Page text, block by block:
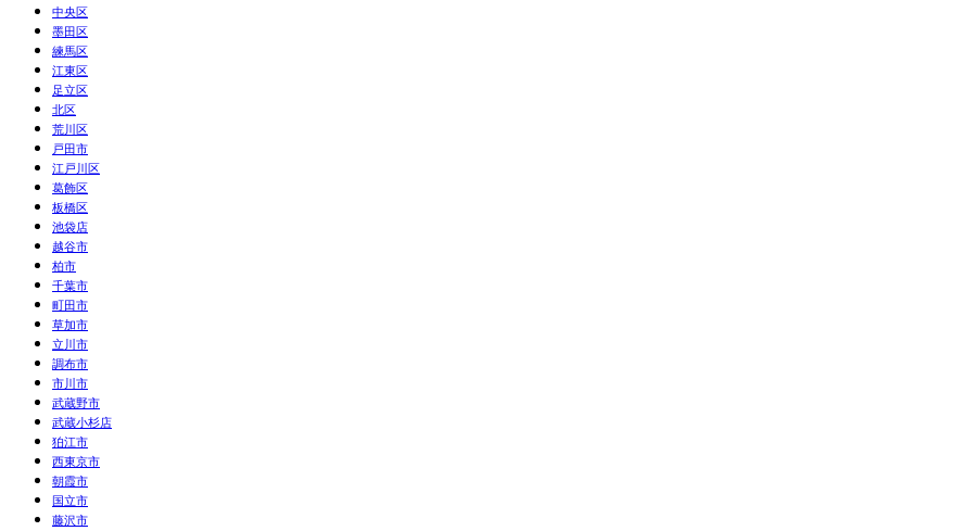
中央区
墨田区
練馬区
江東区
足立区
北区
荒川区
戸田市
江戸川区
葛飾区
板橋区
池袋店
越谷市
柏市
千葉市
町田市
草加市
立川市
調布市
市川市
武蔵野市
武蔵小杉店
狛江市
西東京市
朝霞市
国立市
藤沢市